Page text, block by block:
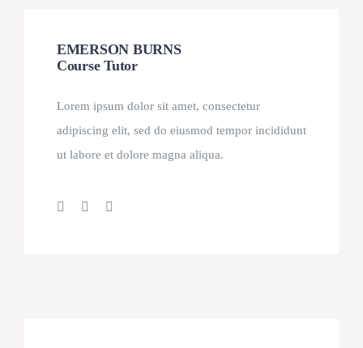
EMERSON BURNS
Course Tutor
Lorem ipsum dolor sit amet, consectetur
adipiscing elit, sed do eiusmod tempor incididunt
ut labore et dolore magna aliqua.